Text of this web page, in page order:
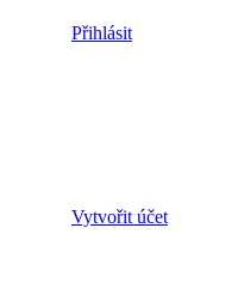
Přihlásit
Vytvořit účet